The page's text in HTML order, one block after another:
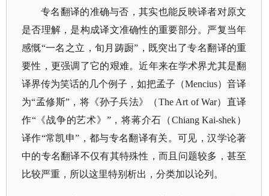
专名翻译的准确与否，其实也能反映译者对原文
是否理解，是构成译文准确性的重要部分。严复当年
感慨“一名之立，旬月踌蹰”，既突出了专名翻译的重
要性，更强调了它的艰难。近年来在学术界尤其是翻
译界传为笑话的几个例子，如把孟子（Mencius）音译
为“孟修斯”，将《孙子兵法》（The Art of War）直译
作“《战争的艺术》”，将蒋介石（Chiang Kai-shek）
译作“常凯申”，都与专名翻译有关。可见，汉学论著
中的专名翻译不仅有其特殊性，而且问题较多，甚至
比较严重，所以这里特别析出，分类加以论列。